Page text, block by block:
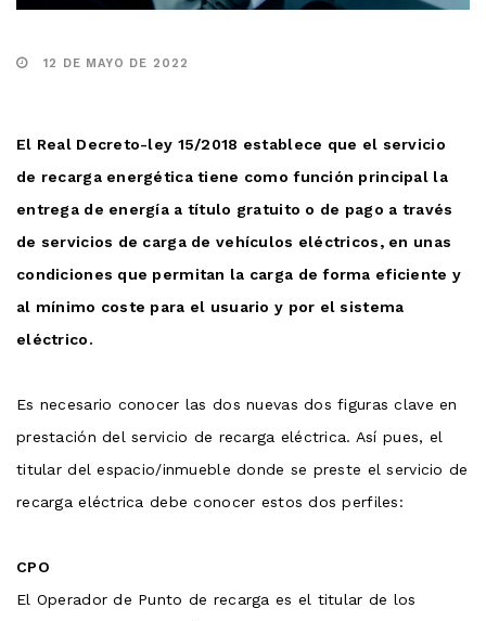
12 DE MAYO DE 2022
El Real Decreto-ley 15/2018 establece que el servicio
de recarga energética tiene como función principal la
entrega de energía a título gratuito o de pago a través
de servicios de carga de vehículos eléctricos, en unas
condiciones que permitan la carga de forma eficiente y
al mínimo coste para el usuario y por el sistema
eléctrico.
Es necesario conocer las dos nuevas dos figuras clave en
prestación del servicio de recarga eléctrica. Así pues, el
titular del espacio/inmueble donde se preste el servicio de
recarga eléctrica debe conocer estos dos perfiles:
CPO
El Operador de Punto de recarga es el titular de los